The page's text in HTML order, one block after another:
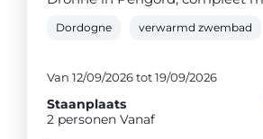
Dordogne verwarmd zwembad
Van 12/09/2026 tot 19/09/2026
Staanplaats
2 personen Vanaf